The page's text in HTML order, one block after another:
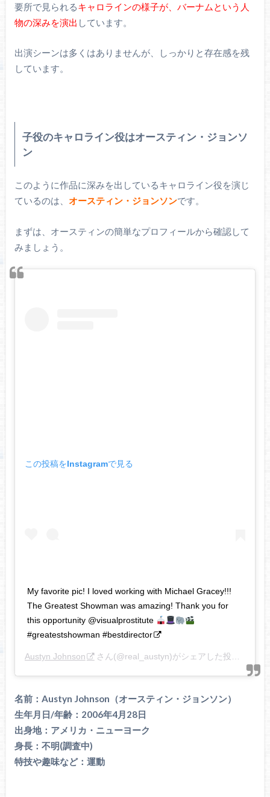
要所で見られるキャロラインの様子が、バーナムという人
物の深みを演出 しています。
出演シーンは多くはありませんが、しっかりと存在感を残
しています。
子役のキャロライン役はオースティン・ジョンソ
ン
このように作品に深みを出しているキャロライン役を演じ
ているのは、 オースティン・ジョンソンです。
まずは、オースティンの簡単なプロフィールから確認して
みましょう。
この投稿をInstagramで見る
My favorite pic! I loved working with Michael Gracey!!!
The Greatest Showman was amazing! Thank you for
this opportunity @visualprostitute
#greatestshowman #bestdirector
Austyn Johnson さん(@real_austyn)がシェアした投稿 –
名前：Austyn Johnson（オースティン・ジョンソン）
生年月日/年齢：2006年4月28日
出身地：アメリカ・ニューヨーク
身長：不明(調査中)
特技や趣味など：運動